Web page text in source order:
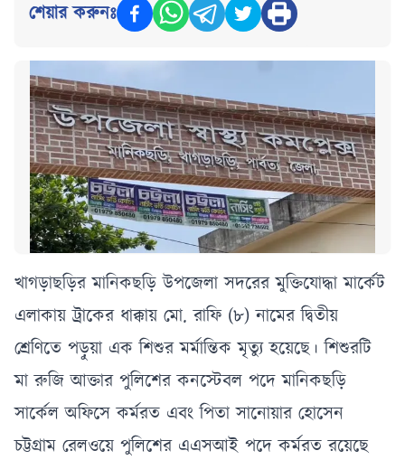
শেয়ার করুনঃ
‎খাগড়াছড়ির মানিকছড়ি উপজেলা সদরের মুক্তিযোদ্ধা মার্কেট
এলাকায় ট্রাকের ধাক্কায় মো. রাফি (৮) নামের দ্বিতীয়
শ্রেণিতে পড়ুয়া এক শিশুর মর্মান্তিক মৃত্যু হয়েছে। শিশুরটি
মা রুজি আক্তার পুলিশের কনস্টেবল পদে মানিকছড়ি
সার্কেল অফিসে কর্মরত এবং পিতা সানোয়ার হোসেন
চট্টগ্রাম রেলওয়ে পুলিশের এএসআই পদে কর্মরত রয়েছে